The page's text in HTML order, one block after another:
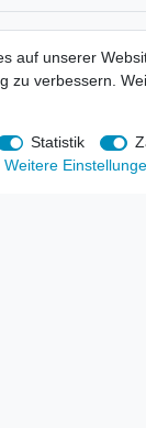
Accounts
auf unserer
zu verbessern.
Statistik
Weitere